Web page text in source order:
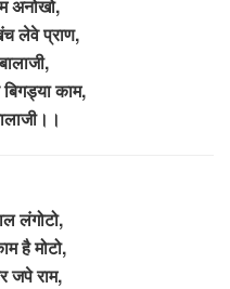
अनोखो,
लेवे प्राण,
काम,
लंगोटो,
है मोटो,
जपे राम,